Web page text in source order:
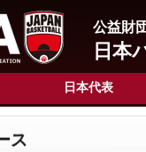
公益財
日本
日本代表
ス